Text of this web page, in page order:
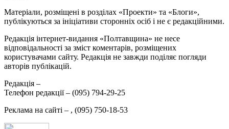
Матеріали, розміщені в розділах «Проекти» та «Блоги»,
публікуються за ініціативи сторонніх осіб і не є редакційними.
Редакція інтернет-видання «Полтавщина» не несе
відповідальності за зміст коментарів, розміщених
користувачами сайту. Редакція не завжди поділяє погляди
авторів публікацій.
Редакція –
Телефон редакції – (095) 794-29-25
Реклама на сайті – , (095) 750-18-53